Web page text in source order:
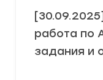
работа по
задания и